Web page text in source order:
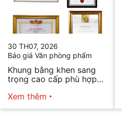
30 TH07, 2026
Báo giá Văn phòng phẩm
Khung bằng khen sang
trọng cao cấp phù hợp
Xem thêm